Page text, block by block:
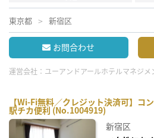
東京都 新宿区
お問合わせ
運営会社： ユーアンドアールホテルマネジメ
【Wi-Fi無料／クレジット決済可】コ
駅チカ便利 (No.1004919)
新宿区